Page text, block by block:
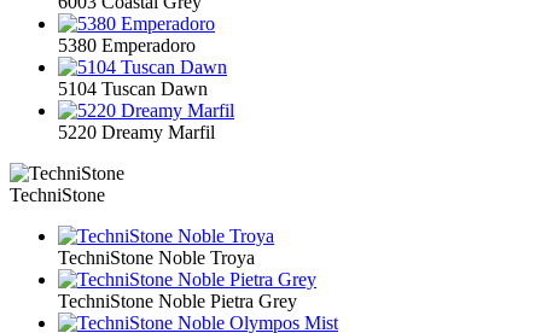
5380 Emperadoro
5104 Tuscan Dawn
5220 Dreamy Marfil
TechniStone
TechniStone Noble Troya
TechniStone Noble Pietra Grey